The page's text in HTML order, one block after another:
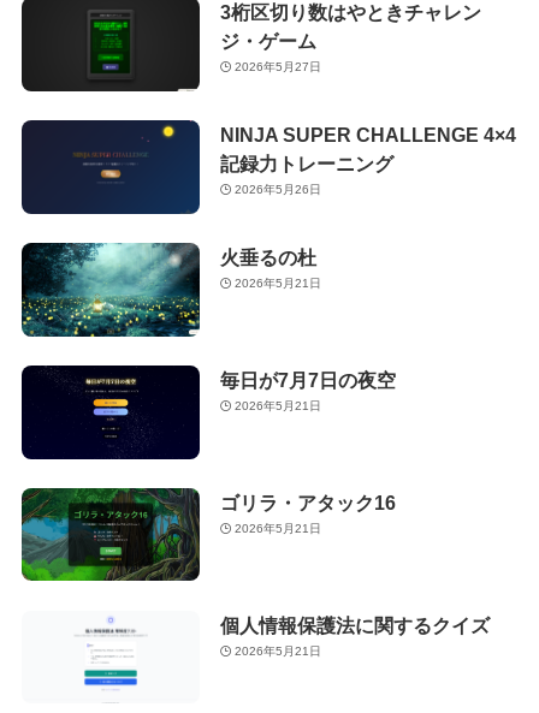
3桁区切り数はやときチャレン
ジ・ゲーム
2026年5月27日
NINJA SUPER CHALLENGE 4×4
記録力トレーニング
2026年5月26日
火垂るの杜
2026年5月21日
毎日が7月7日の夜空
2026年5月21日
ゴリラ・アタック16
2026年5月21日
個人情報保護法に関するクイズ
2026年5月21日